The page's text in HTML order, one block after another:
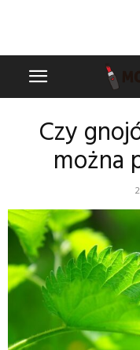
Czy
można